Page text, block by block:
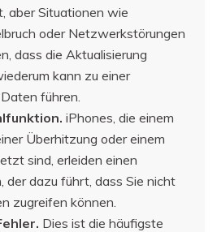
aber Situationen wie
oder Netzwerkstörungen
dass die Aktualisierung
kann zu einer
führen.
iPhones, die einem
Überhitzung oder einem
sind, erleiden einen
der dazu führt, dass Sie nicht
zugreifen können.
Dies ist die häufigste